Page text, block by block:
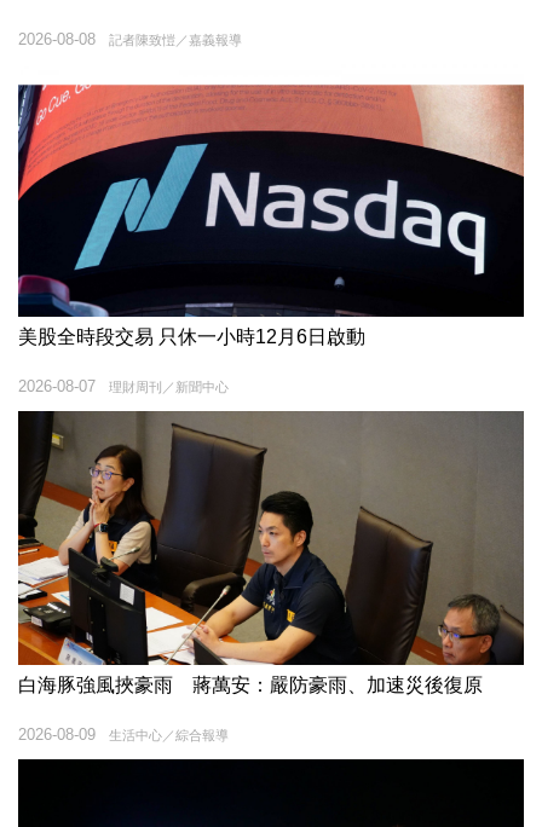
記者陳致愷／嘉義報導
2026-08-08
美股全時段交易 只休一小時12月6日啟動
理財周刊／新聞中心
2026-08-07
白海豚強風挾豪雨 蔣萬安：嚴防豪雨、加速災後復原
生活中心／綜合報導
2026-08-09